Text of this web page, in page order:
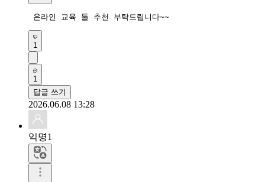
온라인 교육 툴 추천 부탁드립니다~~
1
1
답글 쓰기
2026.06.08 13:28
익명1